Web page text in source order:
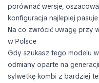
porównać wersje,
konfiguracja najlepiej
Na co zwrócić uwagę przy
w Polsce
Gdy szukasz tego modelu
odmiany oparte na
sylwetkę kombi z bardziej